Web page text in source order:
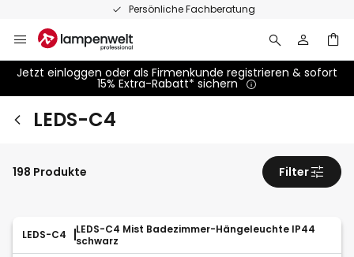
Persönliche Fachberatung
Inhalt
springen
Jetzt einloggen oder als Firmenkunde registrieren & sofort
15% Extra-Rabatt* sichern
LEDS-C4
LEDS-C4
LEDS-C4 Mist Badezimmer-Hängeleuchte IP44
schwarz
198 Produkte Filter